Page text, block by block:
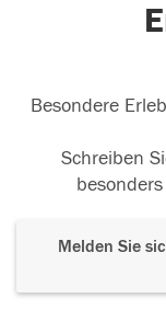
Besondere
Schreiben
Melden Sie